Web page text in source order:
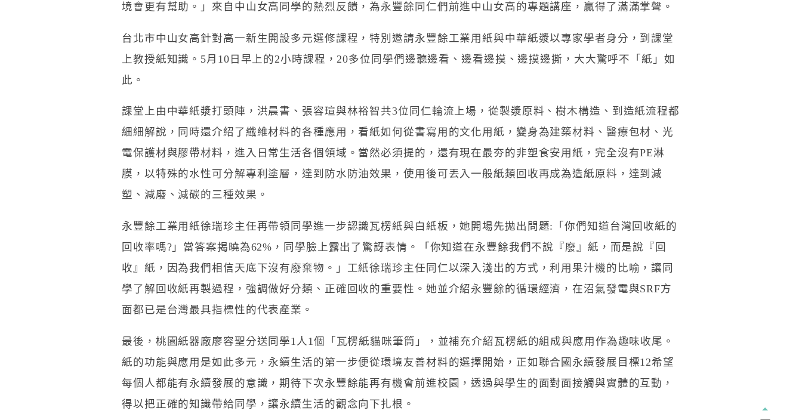
境會更有幫助。」來自中山女高同學的熱烈反饋，為永豐餘同仁們前進中山女高的專題講座，贏得了滿滿掌聲。
台北市中山女高針對高一新生開設多元選修課程，特別邀請永豐餘工業用紙與中華紙漿以專家學者身分，到課堂
上教授紙知識。5月10日早上的2小時課程，20多位同學們邊聽邊看、邊看邊摸、邊摸邊撕，大大驚呼不「紙」如
此。
課堂上由中華紙漿打頭陣，洪晨書、張容瑄與林裕智共3位同仁輪流上場，從製漿原料、樹木構造、到造紙流程都
細細解說，同時還介紹了纖維材料的各種應用，看紙如何從書寫用的文化用紙，變身為建築材料、醫療包材、光
電保護材與膠帶材料，進入日常生活各個領域。當然必須提的，還有現在最夯的非塑食安用紙，完全沒有PE淋
膜，以特殊的水性可分解專利塗層，達到防水防油效果，使用後可丟入一般紙類回收再成為造紙原料，達到減
塑、減廢、減碳的三種效果。
永豐餘工業用紙徐瑞珍主任再帶領同學進一步認識瓦楞紙與白紙板，她開場先拋出問題:「你們知道台灣回收紙的
回收率嗎?」當答案揭曉為62%，同學臉上露出了驚訝表情。「你知道在永豐餘我們不說『廢』紙，而是說『回
收』紙，因為我們相信天底下沒有廢棄物。」工紙徐瑞珍主任同仁以深入淺出的方式，利用果汁機的比喻，讓同
學了解回收紙再製過程，強調做好分類、正確回收的重要性。她並介紹永豐餘的循環經濟，在沼氣發電與SRF方
面都已是台灣最具指標性的代表產業。
最後，桃園紙器廠廖容聖分送同學1人1個「瓦楞紙貓咪筆筒」，並補充介紹瓦楞紙的組成與應用作為趣味收尾。
紙的功能與應用是如此多元，永續生活的第一步便從環境友善材料的選擇開始，正如聯合國永續發展目標12希望
每個人都能有永續發展的意識，期待下次永豐餘能再有機會前進校園，透過與學生的面對面接觸與實體的互動，
得以把正確的知識帶給同學，讓永續生活的觀念向下扎根。